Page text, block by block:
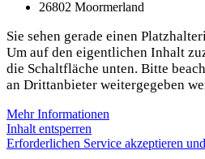
26802 Moormerland
Sie sehen gerade einen
Um auf den eigentlichen Inhalt
die Schaltfläche unten. Bitte
an Drittanbieter weitergegeben
Mehr Informationen
Inhalt entsperren
Erforderlichen Service akzeptieren